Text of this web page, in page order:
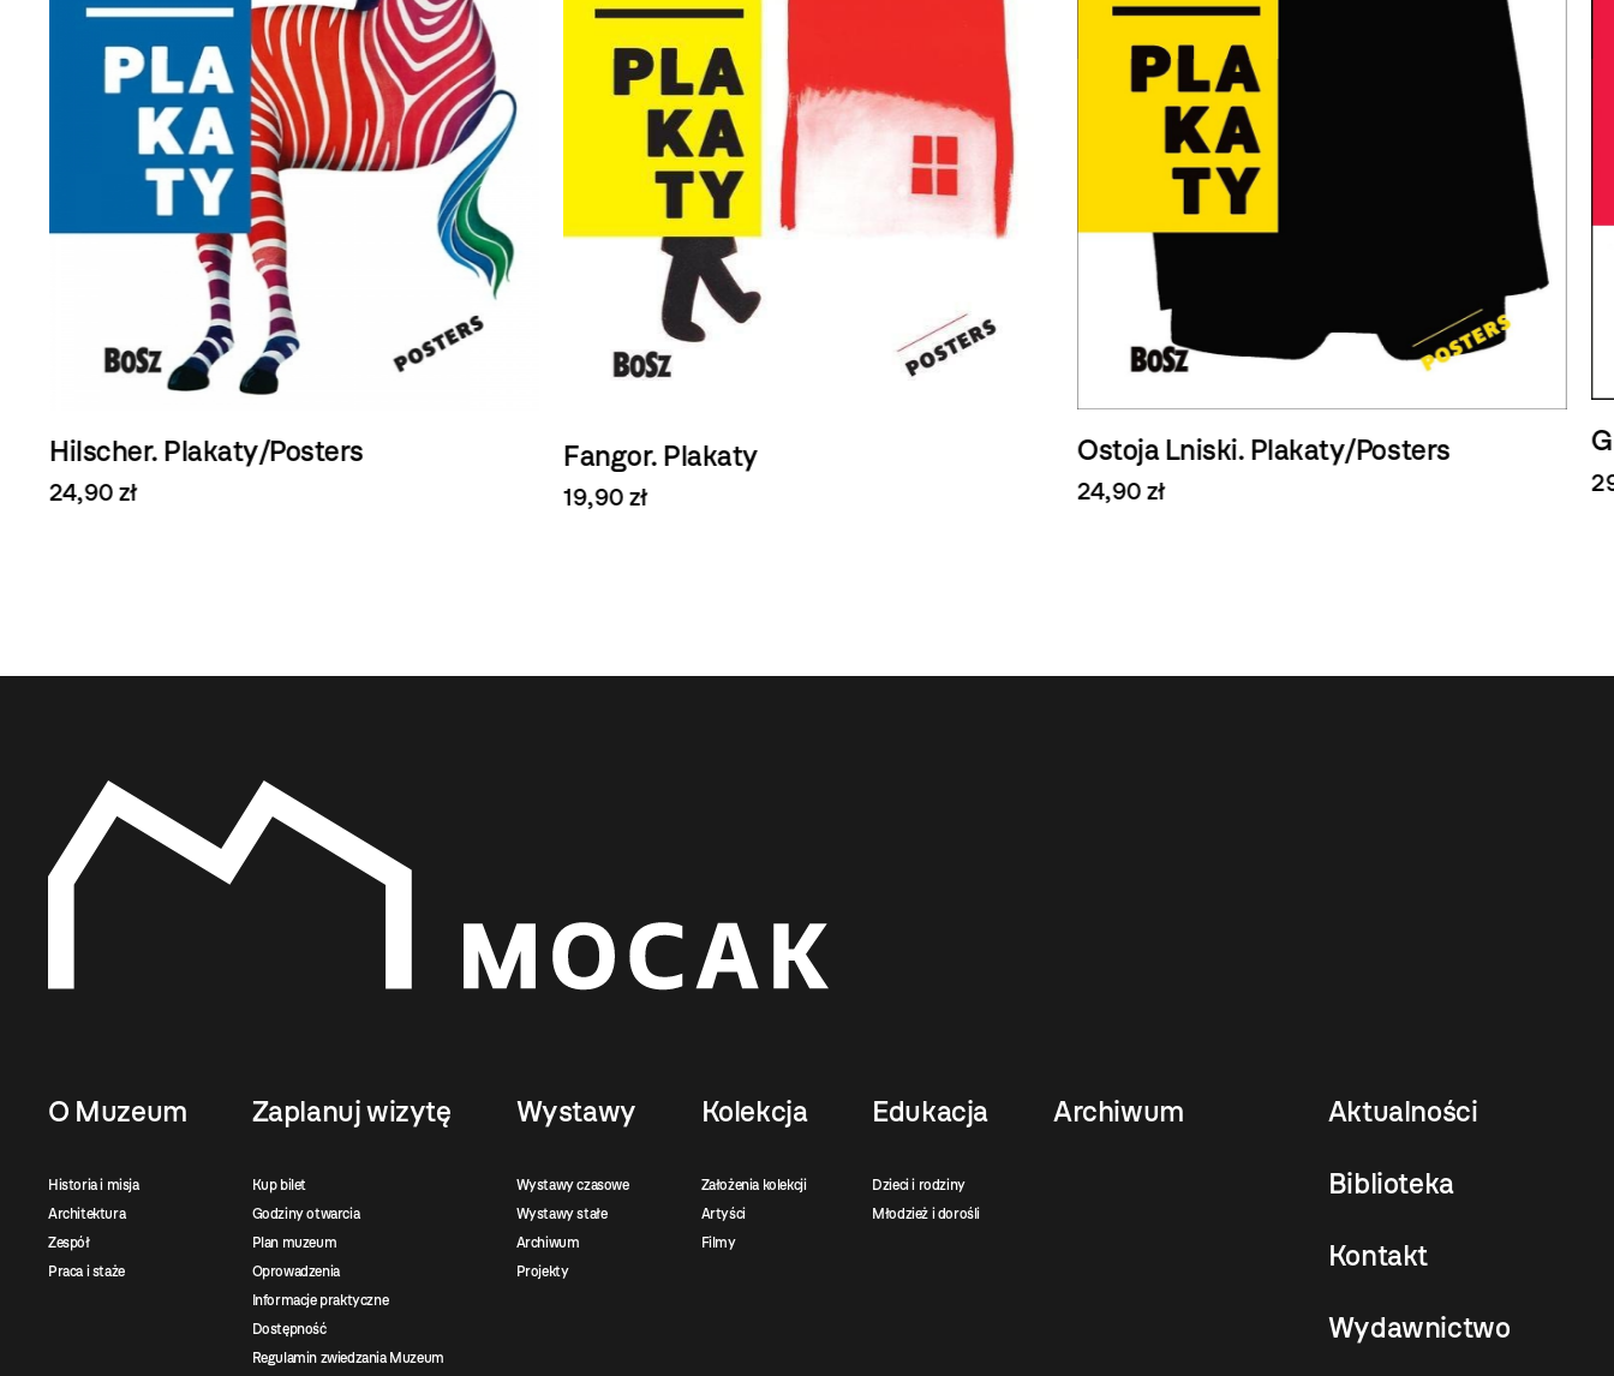
Hilscher. Plakaty/Posters
24,90 zł
Fangor. Plakaty
19,90 zł
Ostoja Lniski. Plakaty/Posters
24,90 zł
O Muzeum
Historia i misja
Architektura
Zespół
Praca i staże
Zaplanuj wizytę
Kup bilet
Godziny otwarcia
Plan muzeum
Oprowadzenia
Informacje praktyczne
Dostępność
Regulamin zwiedzania Muzeum
Wystawy
Wystawy czasowe
Wystawy stałe
Archiwum
Projekty
Kolekcja
Założenia kolekcji
Artyści
Filmy
Edukacja
Dzieci i rodziny
Młodzież i dorośli
Archiwum Aktualności
Biblioteka
Kontakt
Wydawnictwo